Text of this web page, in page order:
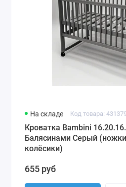
На складе Код товара:
Кроватка Bambini
Балясинами Серый
колёсики)
655 руб